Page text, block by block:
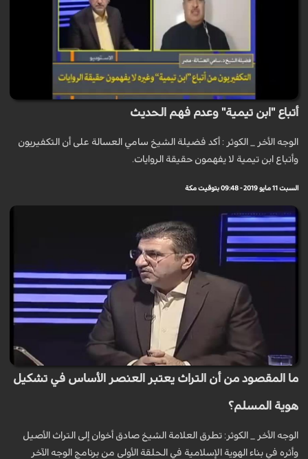
أتباع "ابن تيمية" وعدم فهم الحديث
الوجه الأخر _ الكوثر : أكد فضيلة الشيخ سامي العسالة على أن التكفيريون
وأتباع ابن تيمية لا يفهمون حقيقة الروايات.
السبت 11 مايو 2019 - 09:48 بتوقيت مكة
ما المقصود من أن التراث يعتبر العنصر الأساس في تشكيل
هوية المسلم؟
الوجه الأخر _ الكوثر: تطرق العلامة الشيخ صادق أخوان إلى التراث الأصيل
وأثره في بناء الهوية الإسلامية في الحلقة الأولى من برنامج الوجه الآخر